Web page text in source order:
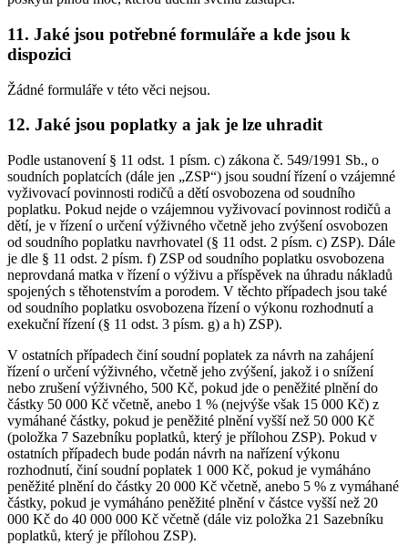
11. Jaké jsou potřebné formuláře a kde jsou k
dispozici
Žádné formuláře v této věci nejsou.
12. Jaké jsou poplatky a jak je lze uhradit
Podle ustanovení § 11 odst. 1 písm. c) zákona č. 549/1991 Sb., o
soudních poplatcích (dále jen „ZSP“) jsou soudní řízení o vzájemné
vyživovací povinnosti rodičů a dětí osvobozena od soudního
poplatku. Pokud nejde o vzájemnou vyživovací povinnost rodičů a
dětí, je v řízení o určení výživného včetně jeho zvýšení osvobozen
od soudního poplatku navrhovatel (§ 11 odst. 2 písm. c) ZSP). Dále
je dle § 11 odst. 2 písm. f) ZSP od soudního poplatku osvobozena
neprovdaná matka v řízení o výživu a příspěvek na úhradu nákladů
spojených s těhotenstvím a porodem. V těchto případech jsou také
od soudního poplatku osvobozena řízení o výkonu rozhodnutí a
exekuční řízení (§ 11 odst. 3 písm. g) a h) ZSP).
V ostatních případech činí soudní poplatek za návrh na zahájení
řízení o určení výživného, včetně jeho zvýšení, jakož i o snížení
nebo zrušení výživného, 500 Kč, pokud jde o peněžité plnění do
částky 50 000 Kč včetně, anebo 1 % (nejvýše však 15 000 Kč) z
vymáhané částky, pokud je peněžité plnění vyšší než 50 000 Kč
(položka 7 Sazebníku poplatků, který je přílohou ZSP). Pokud v
ostatních případech bude podán návrh na nařízení výkonu
rozhodnutí, činí soudní poplatek 1 000 Kč, pokud je vymáháno
peněžité plnění do částky 20 000 Kč včetně, anebo 5 % z vymáhané
částky, pokud je vymáháno peněžité plnění v částce vyšší než 20
000 Kč do 40 000 000 Kč včetně (dále viz položka 21 Sazebníku
poplatků, který je přílohou ZSP).